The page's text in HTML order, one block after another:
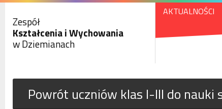
Zespół
Kształcenia i Wychowania
w Dziemianach
AKTUALNOŚCI
Powrót uczniów klas I-III do nauki